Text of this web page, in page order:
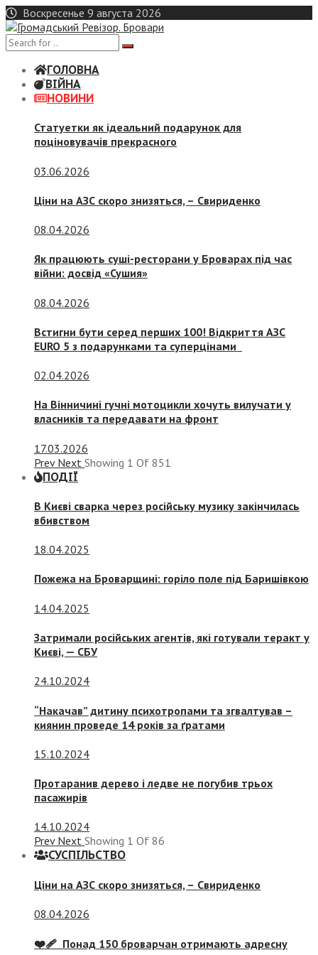
Skip
to
content
Воскресенье 9 августа 2026
ГОЛОВНА
ВІЙНА
НОВИНИ
Статуетки як ідеальний подарунок для
поціновувачів прекрасного
03.06.2026
Ціни на АЗС скоро знизяться, – Свириденко
08.04.2026
Як працюють суші-ресторани у Броварах під час
війни: досвід «Сушия»
08.04.2026
Встигни бути серед перших 100! Відкриття АЗС
EURO 5 з подарунками та суперцінами
02.04.2026
На Вінничині гучні мотоцикли хочуть вилучати у
власників та передавати на фронт
17.03.2026
Prev Next Showing 1 Of 851
ПОДІЇ
В Києві сварка через російську музику закінчилась
вбивством
18.04.2025
Пожежа на Броварщині: горіло поле під Баришівкою
14.04.2025
Затримали російських агентів, які готували теракт у
Києві, — СБУ
24.10.2024
“Накачав” дитину психотропами та згвалтував –
киянин проведе 14 років за ґратами
15.10.2024
Протаранив дерево і ледве не погубив трьох
пасажирів
14.10.2024
Prev Next Showing 1 Of 86
СУСПIЛЬСТВО
Ціни на АЗС скоро знизяться, – Свириденко
08.04.2026
❤️‍🩹 Понад 150 броварчан отримають адресну